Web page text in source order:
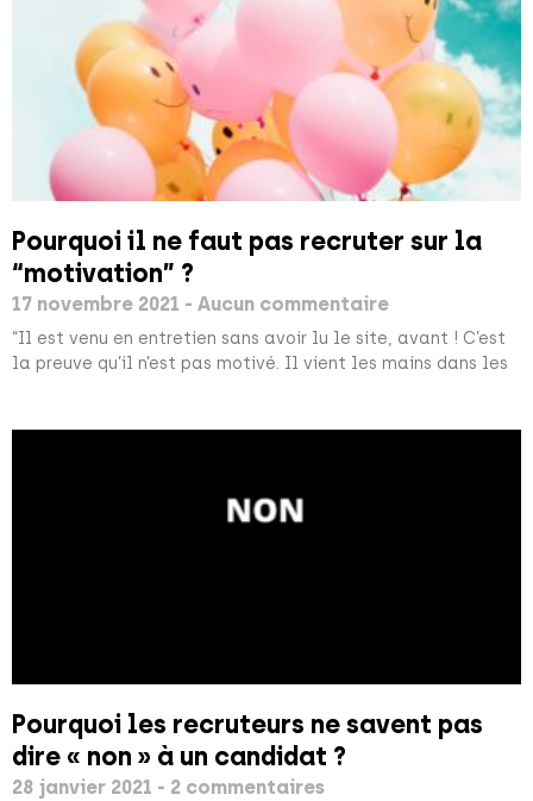
Pourquoi il ne faut pas recruter sur la
“motivation” ?
17 novembre 2021 Aucun commentaire
“Il est venu en entretien sans avoir lu le site, avant ! C’est
la preuve qu’il n’est pas motivé. Il vient les mains dans les
Pourquoi les recruteurs ne savent pas
dire « non » à un candidat ?
28 janvier 2021 2 commentaires